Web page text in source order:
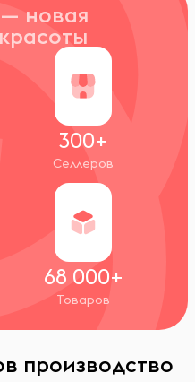
— новая
300+
Селлеров
68 000+
Товаров
производство